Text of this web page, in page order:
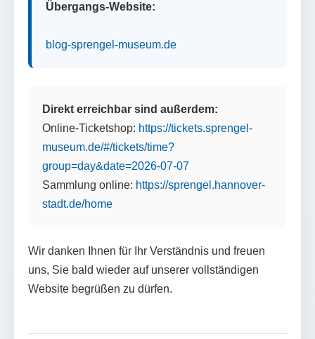
Übergangs-Website:
blog-sprengel-museum.de
Direkt erreichbar sind außerdem:
Online-Ticketshop: https://tickets.sprengel-
museum.de/#/tickets/time?
group=day&date=2026-07-07
Sammlung online: https://sprengel.hannover-
stadt.de/home
Wir danken Ihnen für Ihr Verständnis und freuen
uns, Sie bald wieder auf unserer vollständigen
Website begrüßen zu dürfen.